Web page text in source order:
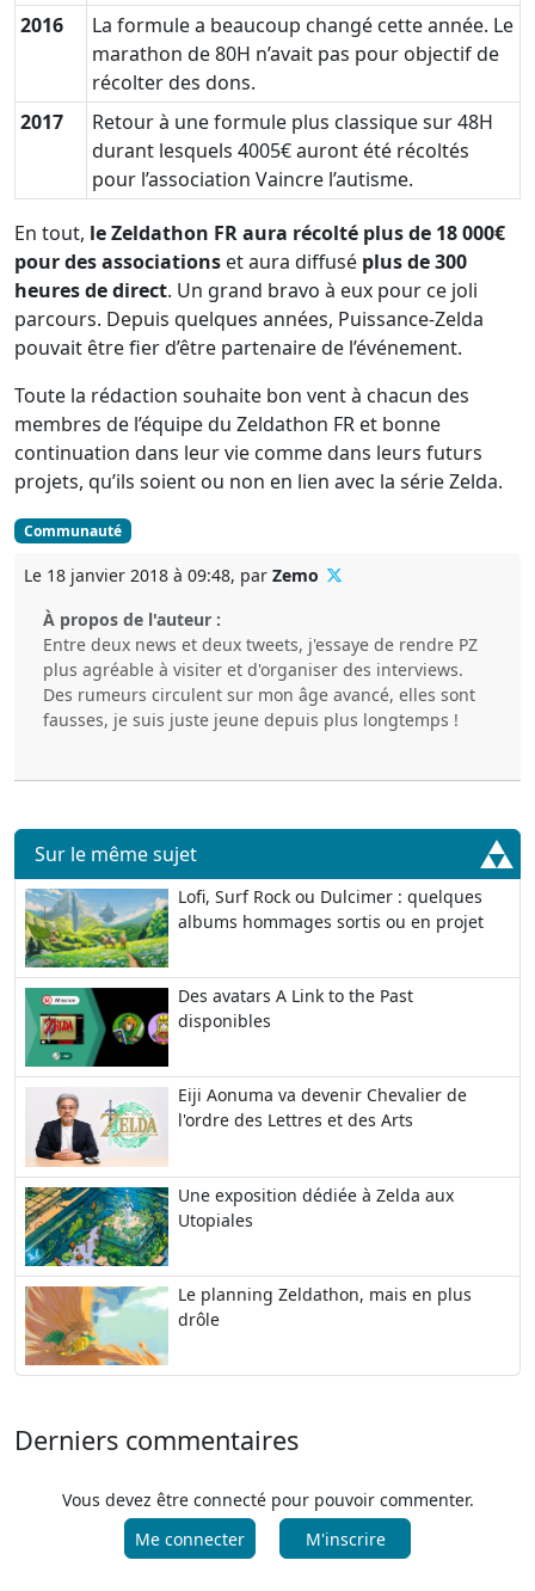
2016
La formule a beaucoup changé cette année. Le
marathon de 80H n’avait pas pour objectif de
récolter des dons.
2017
Retour à une formule plus classique sur 48H
durant lesquels 4005€ auront été récoltés
pour l’association Vaincre l’autisme.
En tout, le Zeldathon FR aura récolté plus de 18 000€
pour des associations et aura diffusé plus de 300
heures de direct. Un grand bravo à eux pour ce joli
parcours. Depuis quelques années, Puissance-Zelda
pouvait être fier d’être partenaire de l’événement.
Toute la rédaction souhaite bon vent à chacun des
membres de l’équipe du Zeldathon FR et bonne
continuation dans leur vie comme dans leurs futurs
projets, qu’ils soient ou non en lien avec la série Zelda.
Communauté
Le 18 janvier 2018 à 09:48, par Zemo
À propos de l'auteur :
Entre deux news et deux tweets, j'essaye de rendre PZ
plus agréable à visiter et d'organiser des interviews.
Des rumeurs circulent sur mon âge avancé, elles sont
fausses, je suis juste jeune depuis plus longtemps !
Sur le même sujet
Lofi, Surf Rock ou Dulcimer : quelques
albums hommages sortis ou en projet
Des avatars A Link to the Past
disponibles
Eiji Aonuma va devenir Chevalier de
l'ordre des Lettres et des Arts
Une exposition dédiée à Zelda aux
Utopiales
Le planning Zeldathon, mais en plus
drôle
Derniers commentaires
Vous devez être connecté pour pouvoir commenter.
Me connecter
M'inscrire